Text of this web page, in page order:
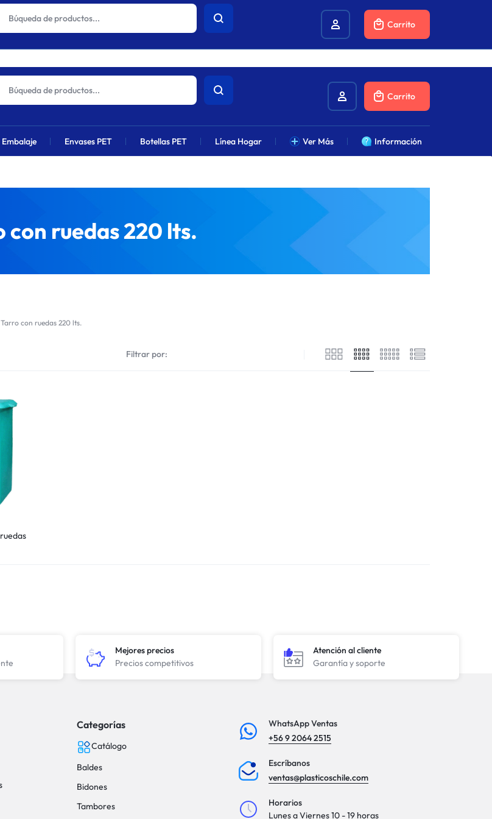
un aumento global próximamente debido al alza en combustibles.
Carrito
Embalaje Envases PET Botellas PET Línea Hogar Ver Más Información
Carrito
ruedas 220 lts.
con ruedas 220 lts.
Filtrar por:
Mejores precios
Precios competitivos
Atención al cliente
Garantía y soporte
Categorías
Catálogo
Baldes
Bidones
Tambores
WhatsApp Ventas
+56 9 2064 2515
Escríbanos
ventas@plasticoschile.com
Horarios
Lunes a Viernes 10 - 19 horas